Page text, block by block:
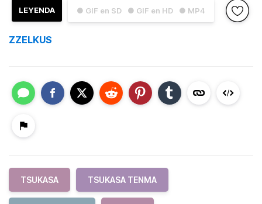
● GIF en SD ● GIF en HD ● MP4
LEYENDA
ZZELKUS
TSUKASA TSUKASA TENMA